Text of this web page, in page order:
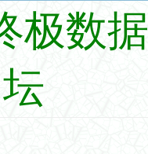
极数据
坛